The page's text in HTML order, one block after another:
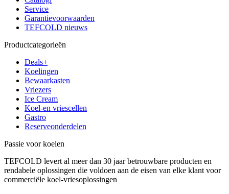
Service
Garantievoorwaarden
TEFCOLD nieuws
Productcategorieën
Deals+
Koelingen
Bewaarkasten
Vriezers
Ice Cream
Koel-en vriescellen
Gastro
Reserveonderdelen
Passie voor koelen
TEFCOLD levert al meer dan 30 jaar betrouwbare producten en
rendabele oplossingen die voldoen aan de eisen van elke klant voor
commerciële koel-vriesoplossingen